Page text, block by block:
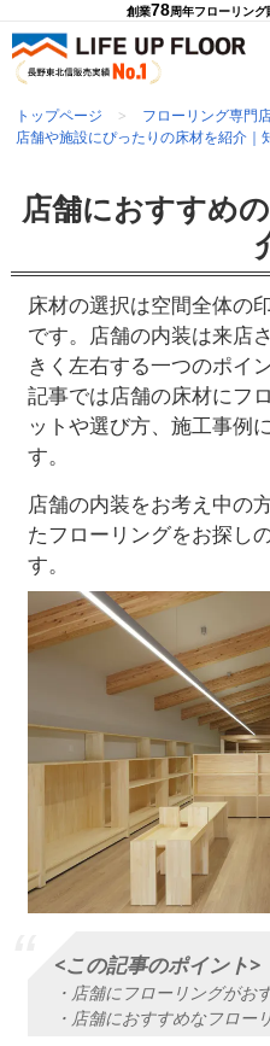
創業78周年フローリング
トップページ
フローリング専門
店舗や施設にぴったりの床材を紹介｜
店舗におすすめ
床材の選択は空間全体の
です。店舗の内装は来店
きく左右する一つのポイ
記事では店舗の床材にフ
ットや選び方、施工事例
す。
店舗の内装をお考え中の
たフローリングをお探し
す。
<この記事のポイント>
・店舗にフローリングがお
・店舗におすすめなフロー